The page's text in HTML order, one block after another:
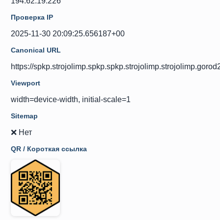
Проверка IP
2025-11-30 20:09:25.656187+00
Canonical URL
https://
Viewport
width=device-width, initial-scale=1
Sitemap
❌ Нет
QR / Короткая ссылка